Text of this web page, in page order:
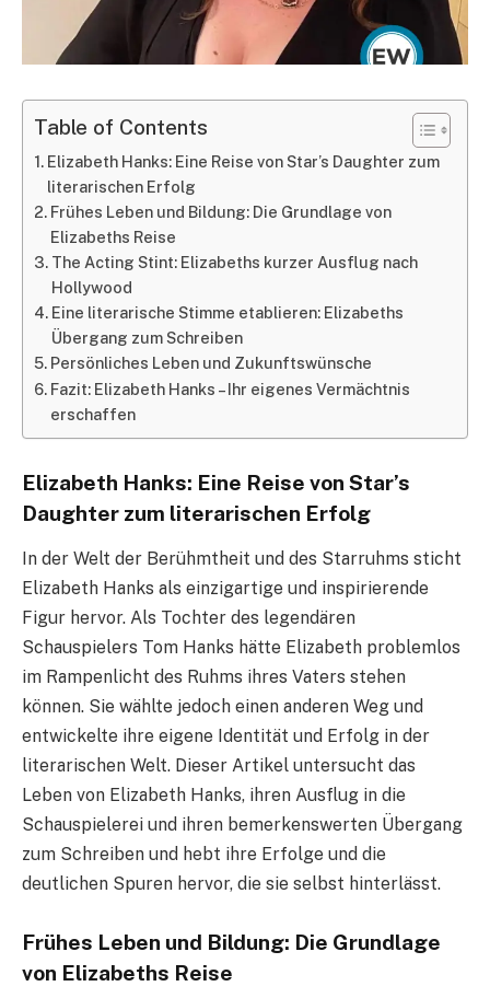
Table of Contents
Elizabeth Hanks: Eine Reise von Star’s Daughter zum
literarischen Erfolg
Frühes Leben und Bildung: Die Grundlage von
Elizabeths Reise
The Acting Stint: Elizabeths kurzer Ausflug nach
Hollywood
Eine literarische Stimme etablieren: Elizabeths
Übergang zum Schreiben
Persönliches Leben und Zukunftswünsche
Fazit: Elizabeth Hanks – Ihr eigenes Vermächtnis
erschaffen
Elizabeth Hanks: Eine Reise von Star’s
Daughter zum literarischen Erfolg
In der Welt der Berühmtheit und des Starruhms sticht
Elizabeth Hanks als einzigartige und inspirierende
Figur hervor. Als Tochter des legendären
Schauspielers Tom Hanks hätte Elizabeth problemlos
im Rampenlicht des Ruhms ihres Vaters stehen
können. Sie wählte jedoch einen anderen Weg und
entwickelte ihre eigene Identität und Erfolg in der
literarischen Welt. Dieser Artikel untersucht das
Leben von Elizabeth Hanks, ihren Ausflug in die
Schauspielerei und ihren bemerkenswerten Übergang
zum Schreiben und hebt ihre Erfolge und die
deutlichen Spuren hervor, die sie selbst hinterlässt.
Frühes Leben und Bildung: Die Grundlage
von Elizabeths Reise